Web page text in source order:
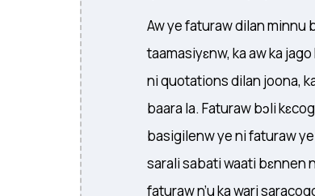
Aw ye faturaw dilan minnu
taamasiyɛnw, ka aw ka
ni quotations dilan joona,
baara la. Faturaw bɔli
basigilenw ye ni faturaw
sarali sabati waati bɛnnen
faturaw n’u ka wari